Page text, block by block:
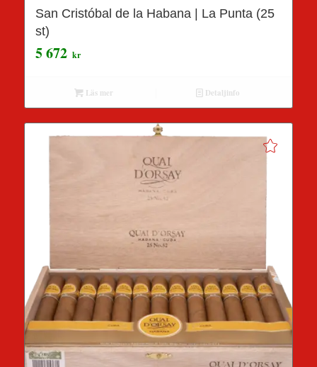
San Cristóbal de la Habana | La Punta (25
st)
5 672 kr
Läs mer Detaljinfo